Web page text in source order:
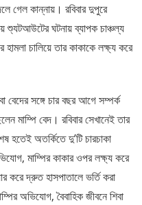
গেল কান্নায়। রবিবার দুপুরে
শ্যুটআউটের ঘটনায় ব্যাপক চাঞ্চল্য
চালিয়ে তার কাকাকে লক্ষ্য করে
বেদের সঙ্গে চার বছর আগে সম্পর্ক
মাম্পি বেদ। রবিবার সেখানেই তার
অতর্কিতে দু’টি চারচাকা
মাম্পির কাকার ওপর লক্ষ্য করে
করে দ্রুত হাসপাতালে ভর্তি করা
অভিযোগ, বৈবাহিক জীবনে শিবা